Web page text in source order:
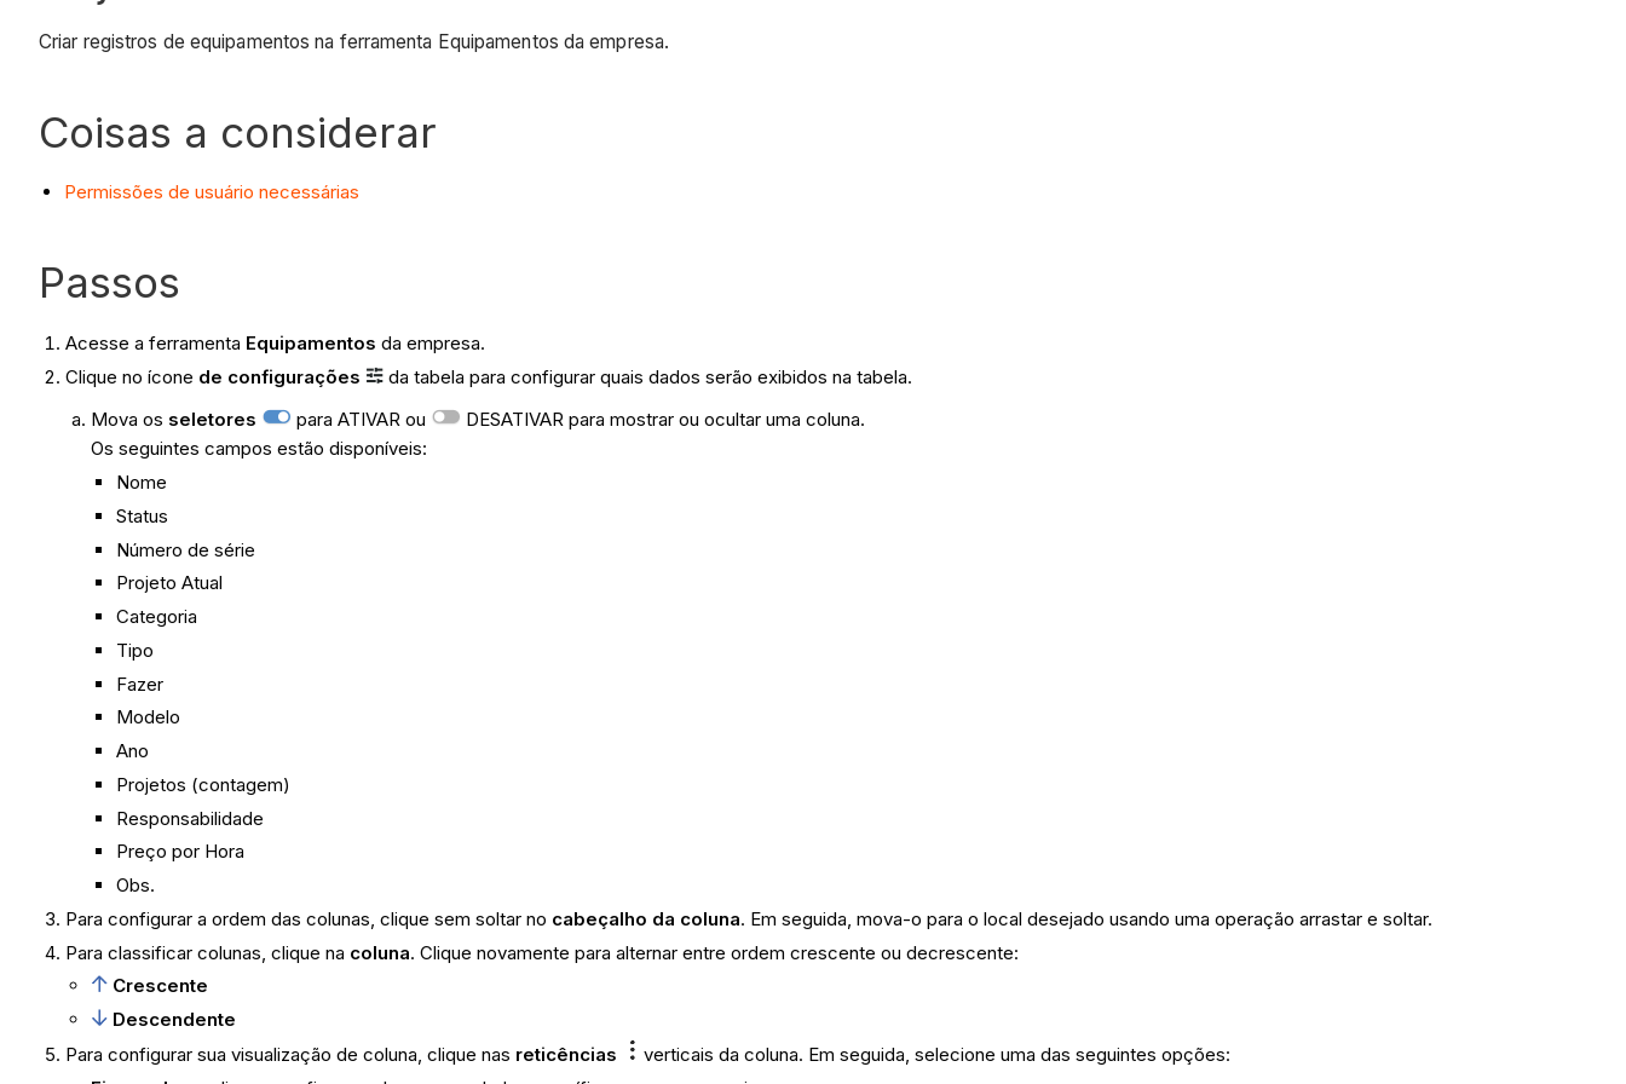
Criar registros de equipamentos na ferramenta Equipamentos da empresa.
Coisas a considerar
Permissões de usuário necessárias
Passos
Acesse a ferramenta Equipamentos da empresa.
Clique no ícone de configurações
da tabela para configurar quais dados serão exibidos na tabela.
Mova os seletores para ATIVAR ou
DESATIVAR para mostrar ou ocultar uma coluna.
Os seguintes campos estão disponíveis:
Nome
Status
Número de série
Projeto Atual
Categoria
Tipo
Fazer
Modelo
Ano
Projetos (contagem)
Responsabilidade
Preço por Hora
Obs.
Para configurar a ordem das colunas, clique sem soltar no cabeçalho da coluna. Em seguida, mova-o para o local desejado usando uma operação arrastar e soltar.
Para classificar colunas, clique na coluna. Clique novamente para alternar entre ordem crescente ou decrescente:
Crescente
Descendente
Para configurar sua visualização de coluna, clique nas reticências
verticais da coluna. Em seguida, selecione uma das seguintes opções: